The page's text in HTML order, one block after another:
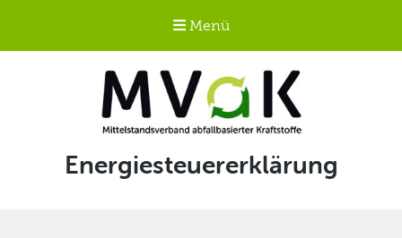
Menü
Mittelstandsverband
abfallbasierter
Schlagwort:
Energiesteuererklärung